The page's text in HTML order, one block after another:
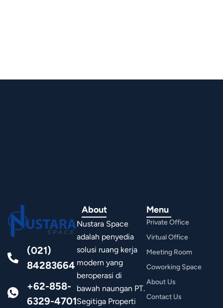
(021)
84283664
+62-858-
6329-4701
About
Nustara Space
adalah penyedia
solusi ruang kerja
modern yang
beroperasi di
bawah naungan PT.
Segitiga Properti
Menu
Private Office
Virtual Office
Meeting Room
Coworking Space
About Us
Contact Us